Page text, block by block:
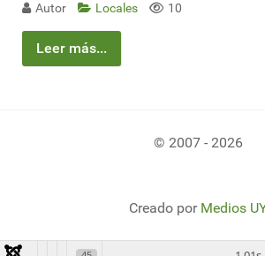
Autor Locales 10
Leer más...
© 2007 - 2026
Creado por Medios